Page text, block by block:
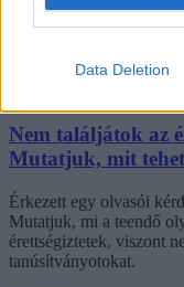
Data Deletion
Érettségi-felvételi
Gál Luca
Nem találjátok az
Mutatjuk, mit
Érkezett egy olvasói
Mutatjuk, mi a teendő
érettségiztetek, viszont
tanúsítványotokat.